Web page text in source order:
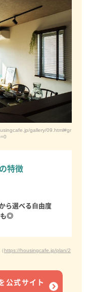
gallery/09.html#gr
特徴
ら選べる⾃由度
も◎
https://housingcafe.jp/plan/2
公式サイト